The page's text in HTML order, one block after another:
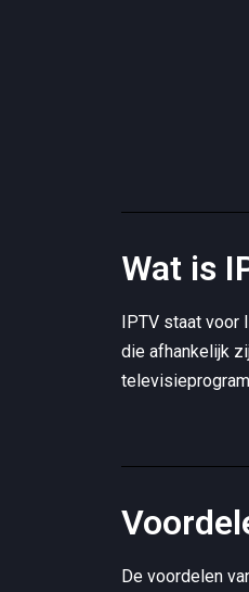
Wat is
IPTV staat voor
die afhankelijk
De voordelen